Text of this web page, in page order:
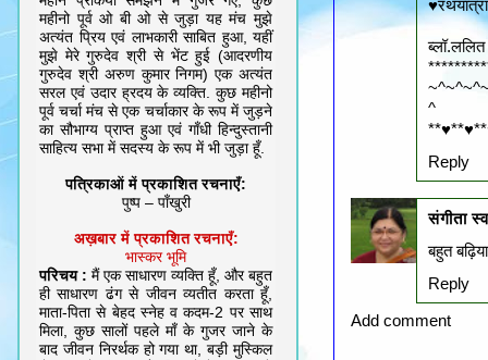
ब्लॉ.ललित
^
Reply
संगीता
बहुत बढ़िया
Reply
Add comment
महीनो पूर्व ओ बी ओ से जुड़ा यह मंच मुझे
अत्यंत प्रिय एवं लाभकारी साबित हुआ, यहीं
मुझे मेरे गुरुदेव श्री से भेंट हुई (आदरणीय
गुरुदेव श्री अरुण कुमार निगम) एक अत्यंत
सरल एवं उदार ह्रदय के व्यक्ति. कुछ महीनो
पूर्व चर्चा मंच से एक चर्चाकार के रूप में जुड़ने
का सौभाग्य प्राप्त हुआ एवं गाँधी हिन्दुस्तानी
साहित्य सभा में सदस्य के रूप में भी जुड़ा हूँ.
पत्रिकाओं में प्रकाशित रचनाएँ:
पुष्प – पाँखुरी
अख़बार में प्रकाशित रचनाएँ:
भास्कर भूमि
परिचय : मैं एक साधारण व्यक्ति हूँ, और बहुत
ही साधारण ढंग से जीवन व्यतीत करता हूँ,
माता-पिता से बेहद स्नेह व कदम-2 पर साथ
मिला, कुछ सालों पहले माँ के गुजर जाने के
बाद जीवन निरर्थक हो गया था, बड़ी मुस्किल